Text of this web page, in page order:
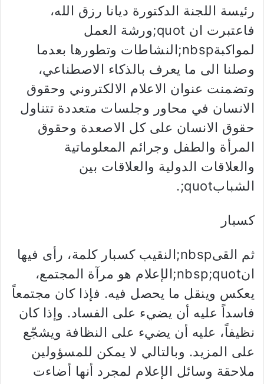
رئيسة اللجنة الدكتورة ديانا رزق الله،
فاعتبرت ان quot;ورشة العمل
لمواكبةnbsp;النشاطات وتطورها بعدما
وصلنا الى ما يعرف بالذكاء الاصطناعي،
وتضمنت عنوان الاعلام الالكتروني وحقوق
الانسان في محاور وجلسات متعددة تتناول
حقوق الانسان على كل الاصعدة وحقوق
المرأة والطفل وجرائم المعلوماتية
والعلاقات الدولية والعلاقات بين
الشبابquot;.
كسبار
ثم القىnbsp;النقيب كسبار كلمة، رأى فيها
انnbsp;quot;الإعلام هو مرآة المجتمع،
يعكس وينقل ما يحصل فيه. فإذا كان مجتمعاً
فاسداً عليه أن يضيء على الفساد. وإذا كان
نظيفاً، عليه أن يضيء على النظافة ويشجّع
على المزيد. وبالتالي لا يمكن للمسؤولين
ملاحقة وسائل الإعلام لمجرد أنها أضاءت